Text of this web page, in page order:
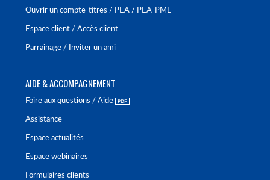
Ouvrir un compte-titres / PEA / PEA-PME
Espace client / Accès client
Parrainage / Inviter un ami
AIDE & ACCOMPAGNEMENT
Foire aux questions / Aide
Assistance
Espace actualités
Espace webinaires
Formulaires clients